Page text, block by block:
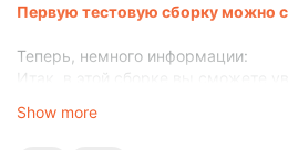
Первую тестовую сборку можно
Теперь, немного информации:
Итак, в этой сборке вы сможете
настраивал и тестировал разные
Show more